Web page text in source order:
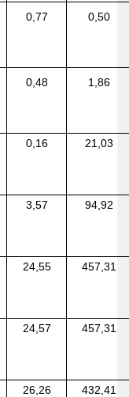
0,77 0,50
0,48 1,86
0,16 21,03
3,57 94,92
24,55 457,31
24,57 457,31
26,26 432,41